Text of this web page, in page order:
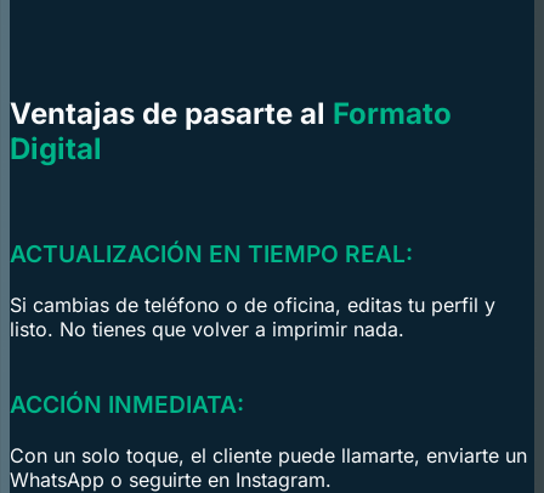
Ventajas de pasarte al Formato
Digital
ACTUALIZACIÓN EN TIEMPO REAL:
Si cambias de teléfono o de oficina, editas tu perfil y
listo. No tienes que volver a imprimir nada.
ACCIÓN INMEDIATA:
Con un solo toque, el cliente puede llamarte, enviarte un
WhatsApp o seguirte en Instagram.